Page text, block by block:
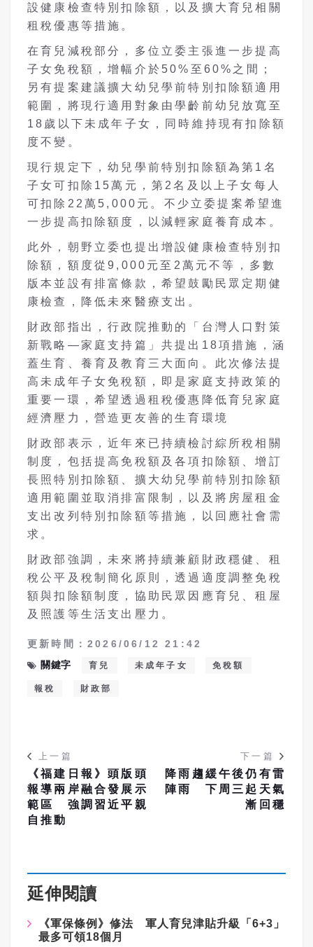
設健康檢查特別扣除額，以及擴大育兒相關
租稅優惠等措施。
在育兒減稅部分，多位立委主張進一步提高
子女免稅額，增幅介於50%至60%之間；
另有提案建議擴大幼兒學前特別扣除額適用
範圍，將現行適用對象由學齡前幼兒放寬至
18歲以下未成年子女，同時維持現有扣除額
度不變。
現行規定下，幼兒學前特別扣除額為第1名
子女可扣除15萬元，第2名及以上子女每人
可扣除22萬5,000元。不少立委提案希望進
一步提高扣除額度，以減輕家庭養育成本。
此外，朝野立委也提出增設健康檢查特別扣
除額，額度從9,000元至2萬元不等，多數
版本並設有排富條款，希望鼓勵民眾定期健
康檢查，降低未來醫療支出。
財政部指出，行政院推動的「台灣人口對策
新戰略—家庭支持篇」共提出18項措施，涵
蓋生育、養育及教育三大面向。此次修法提
高未成年子女免稅額，即是家庭支持政策的
重要一環，希望透過租稅優惠降低育兒家庭
經濟壓力，營造更友善的生育環境
財政部表示，近年來已持續檢討綜所稅相關
制度，包括提高免稅額及各項扣除額、增訂
長照特別扣除額、擴大幼兒學前特別扣除額
適用範圍並取消排富限制，以及將房屋租金
支出改列特別扣除額等措施，以回應社會需
求。
財政部強調，未來將持續兼顧財政穩健、租
稅公平及稅制簡化原則，透過適度調整免稅
額與扣除額制度，協助民眾因應育兒、租屋
及照護等生活支出壓力。
更新時間：2026/06/12 21:42
關鍵字
育兒 未成年子女 免稅額
報稅 財政部
上一篇
《福建日報》頭版頭
報導兩岸融合發展示
範區 強調習近平親
自推動
下一篇
降雨趨緩午後仍有雷
陣雨 下周三起天氣
漸回穩
延伸閱讀
《軍保條例》修法 軍人育兒津貼升級「6+3」
最多可領18個月